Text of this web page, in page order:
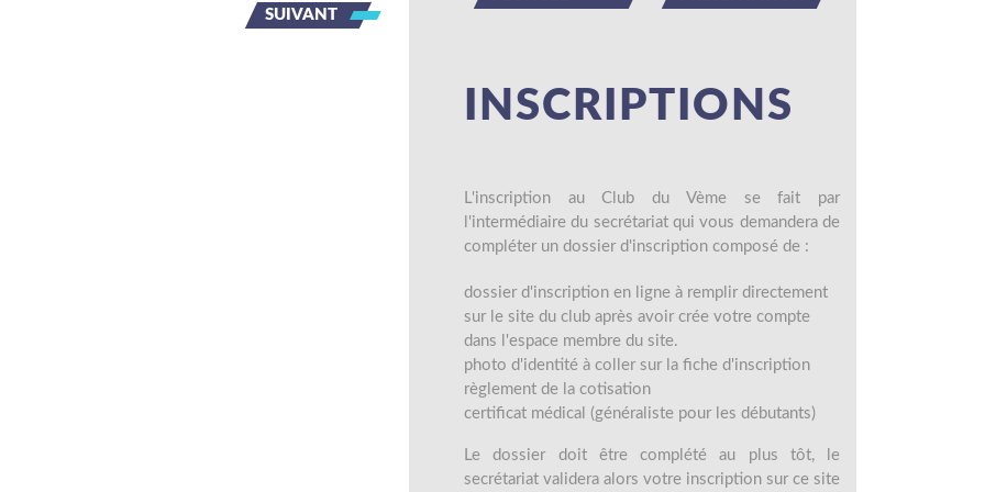
SUIVANT
INSCRIPTIONS
L'inscription au Club du Vème se fait par
l'intermédiaire du secrétariat qui vous demandera de
compléter un dossier d'inscription composé de :
dossier d'inscription en ligne à remplir directement
sur le site du club après avoir crée votre compte
dans l'espace membre du site.
photo d'identité à coller sur la fiche d'inscription
règlement de la cotisation
certificat médical (généraliste pour les débutants)
Le dossier doit être complété au plus tôt, le
secrétariat validera alors votre inscription sur ce site